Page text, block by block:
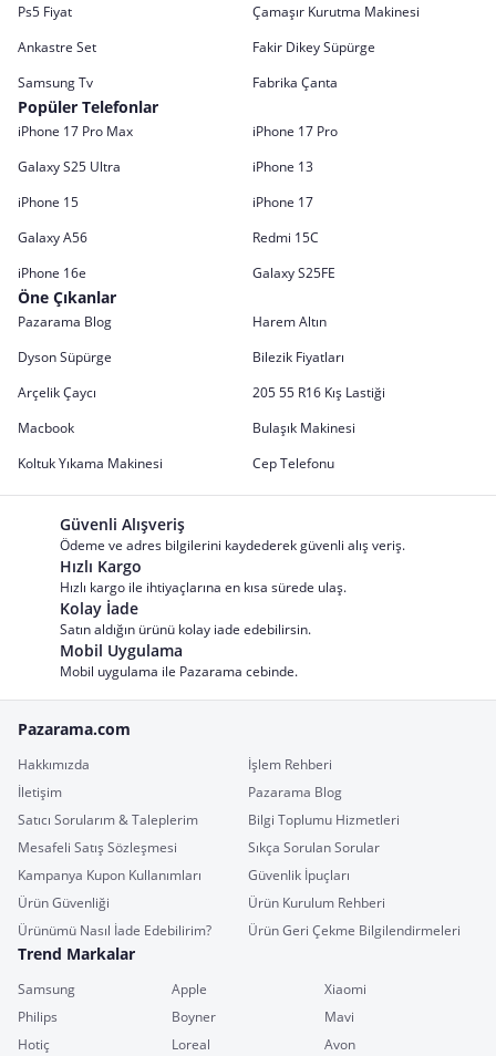
Ps5 Fiyat
Çamaşır Kurutma Makinesi
Ankastre Set
Fakir Dikey Süpürge
Samsung Tv
Fabrika Çanta
Popüler Telefonlar
iPhone 17 Pro Max
iPhone 17 Pro
Galaxy S25 Ultra
iPhone 13
iPhone 15
iPhone 17
Galaxy A56
Redmi 15C
iPhone 16e
Galaxy S25FE
Öne Çıkanlar
Pazarama Blog
Harem Altın
Dyson Süpürge
Bilezik Fiyatları
Arçelik Çaycı
205 55 R16 Kış Lastiği
Macbook
Bulaşık Makinesi
Koltuk Yıkama Makinesi
Cep Telefonu
Güvenli Alışveriş
Ödeme ve adres bilgilerini kaydederek güvenli alış veriş.
Hızlı Kargo
Hızlı kargo ile ihtiyaçlarına en kısa sürede ulaş.
Kolay İade
Satın aldığın ürünü kolay iade edebilirsin.
Mobil Uygulama
Mobil uygulama ile Pazarama cebinde.
Pazarama.com
Hakkımızda
İşlem Rehberi
İletişim
Pazarama Blog
Satıcı Sorularım & Taleplerim
Bilgi Toplumu Hizmetleri
Mesafeli Satış Sözleşmesi
Sıkça Sorulan Sorular
Kampanya Kupon Kullanımları
Güvenlik İpuçları
Ürün Güvenliği
Ürün Kurulum Rehberi
Ürünümü Nasıl İade Edebilirim?
Ürün Geri Çekme Bilgilendirmeleri
Trend Markalar
Samsung Apple
Xiaomi
Philips
Boyner
Mavi
Hotiç
Loreal
Avon